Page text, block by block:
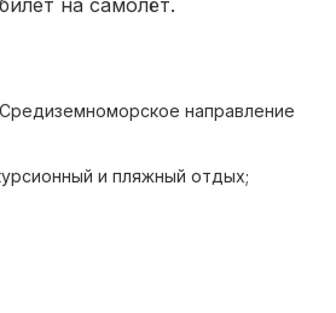
на самолёт.
направление
и пляжный отдых;